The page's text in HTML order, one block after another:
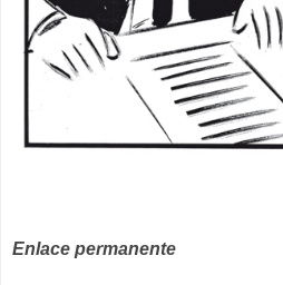
Enlace permanente